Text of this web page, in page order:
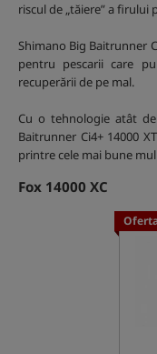
riscul de „tăiere” a firului
Shimano Big Baitrunner
pentru pescarii care
recuperării de pe mal.
Cu o tehnologie atât
Baitrunner Ci4+ 14000
printre cele mai bune
Fox 14000 XC